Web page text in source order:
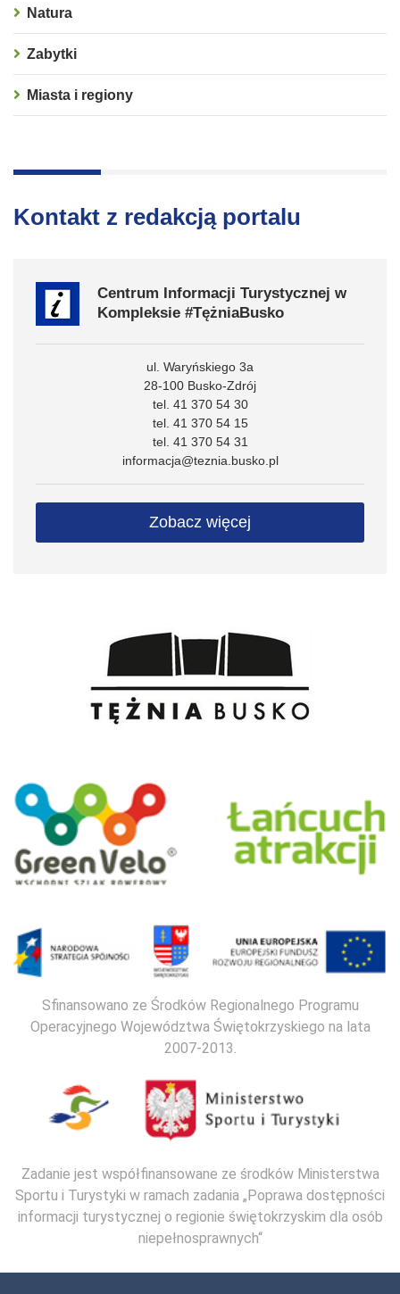
Natura
Zabytki
Miasta i regiony
Kontakt z redakcją portalu
Centrum Informacji Turystycznej w
Kompleksie #TężniaBusko
ul. Waryńskiego 3a
28-100 Busko-Zdrój
tel. 41 370 54 30
tel. 41 370 54 15
tel. 41 370 54 31
informacja@teznia.busko.pl
Zobacz więcej
Sfinansowano ze Środków Regionalnego Programu
Operacyjnego Województwa Świętokrzyskiego na lata
2007-2013.
Zadanie jest współfinansowane ze środków Ministerstwa
Sportu i Turystyki w ramach zadania „Poprawa dostępności
informacji turystycznej o regionie świętokrzyskim dla osób
niepełnosprawnych“